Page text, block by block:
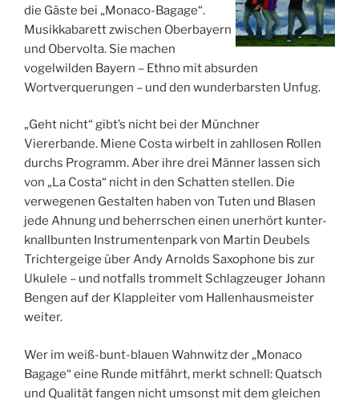
die Gäste bei „Monaco-Bagage“.
Musikkabarett zwischen Oberbayern
und Obervolta. Sie machen
vogelwilden Bayern – Ethno mit absurden
Wortverquerungen – und den wunderbarsten Unfug.
„Geht nicht“ gibt’s nicht bei der Münchner
Viererbande. Miene Costa wirbelt in zahllosen Rollen
durchs Programm. Aber ihre drei Männer lassen sich
von „La Costa“ nicht in den Schatten stellen. Die
verwegenen Gestalten haben von Tuten und Blasen
jede Ahnung und beherrschen einen unerhört kunter-
knallbunten Instrumentenpark von Martin Deubels
Trichtergeige über Andy Arnolds Saxophone bis zur
Ukulele – und notfalls trommelt Schlagzeuger Johann
Bengen auf der Klappleiter vom Hallenhausmeister
weiter.
Wer im weiß-bunt-blauen Wahnwitz der „Monaco
Bagage“ eine Runde mitfährt, merkt schnell: Quatsch
und Qualität fangen nicht umsonst mit dem gleichen